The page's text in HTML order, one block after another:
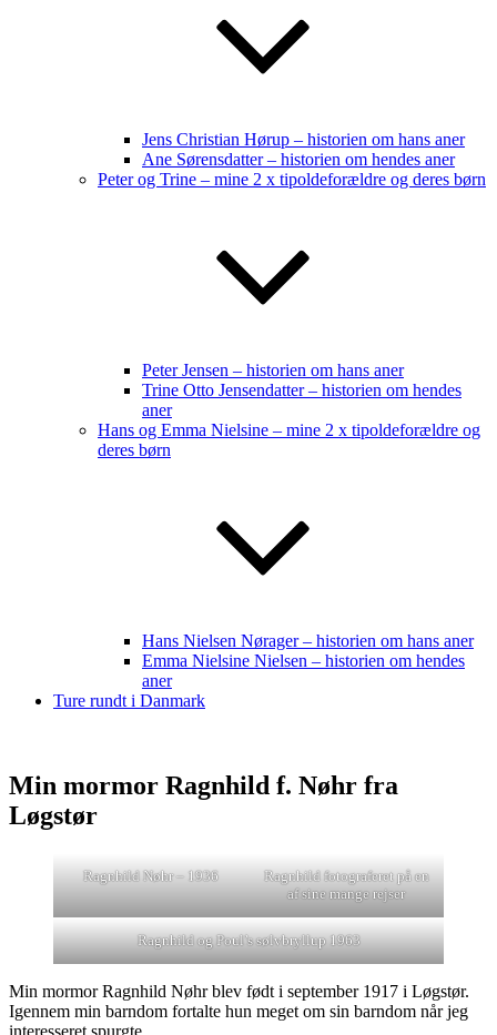
Jens Christian Hørup – historien om hans aner
Ane Sørensdatter – historien om hendes aner
Peter og Trine – mine 2 x tipoldeforældre og deres børn
Peter Jensen – historien om hans aner
Trine Otto Jensendatter – historien om hendes
aner
Hans og Emma Nielsine – mine 2 x tipoldeforældre og
deres børn
Hans Nielsen Nørager – historien om hans aner
Emma Nielsine Nielsen – historien om hendes
aner
Ture rundt i Danmark
Min mormor Ragnhild f. Nøhr fra
Løgstør
Ragnhild Nøhr – 1936
Ragnhild fotograferet på en
af sine mange rejser
Ragnhild og Poul’s sølvbryllup 1963
Min mormor Ragnhild Nøhr blev født i september 1917 i Løgstør.
Igennem min barndom fortalte hun meget om sin barndom når jeg
interesseret spurgte.